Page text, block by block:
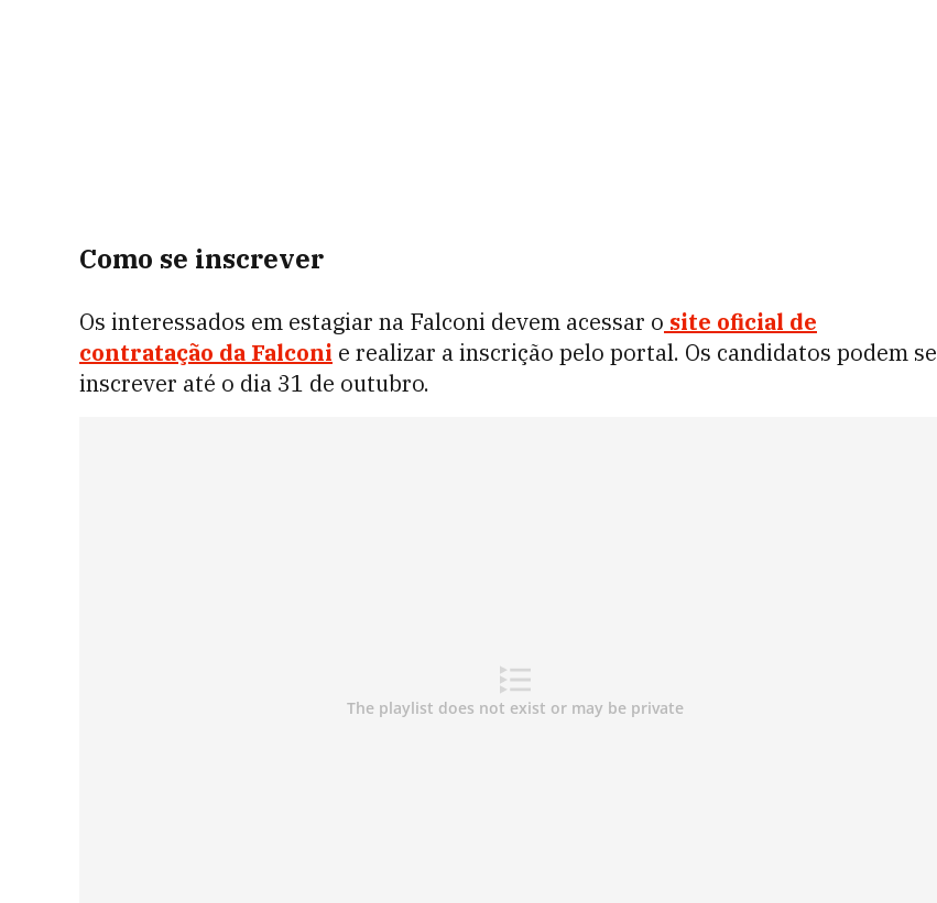
Como se inscrever
Os interessados em estagiar na Falconi devem acessar o site oficial de
contratação da Falconi e realizar a inscrição pelo portal. Os candidatos podem se
inscrever até o dia 31 de outubro.